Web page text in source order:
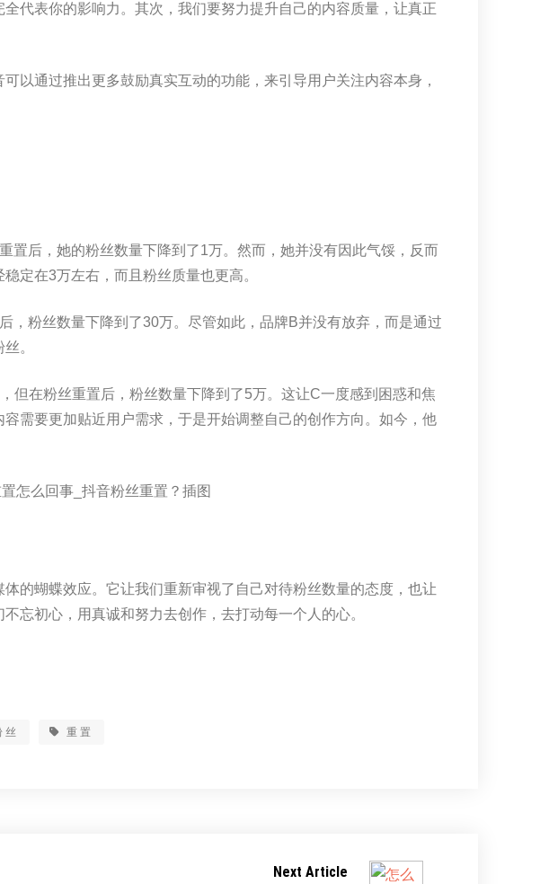
代表你的影响力。其次，我们要努力提升自己的内容质量，让真正
以通过推出更多鼓励真实互动的功能，来引导用户关注内容本身，
置后，她的粉丝数量下降到了1万。然而，她并没有因此气馁，反而
定在3万左右，而且粉丝质量也更高。
，粉丝数量下降到了30万。尽管如此，品牌B并没有放弃，而是通过
。
但在粉丝重置后，粉丝数量下降到了5万。这让C一度感到困惑和焦
需要更加贴近用户需求，于是开始调整自己的创作方向。如今，他
的蝴蝶效应。它让我们重新审视了自己对待粉丝数量的态度，也让
忘初心，用真诚和努力去创作，去打动每一个人的心。
丝 重置
Next Article